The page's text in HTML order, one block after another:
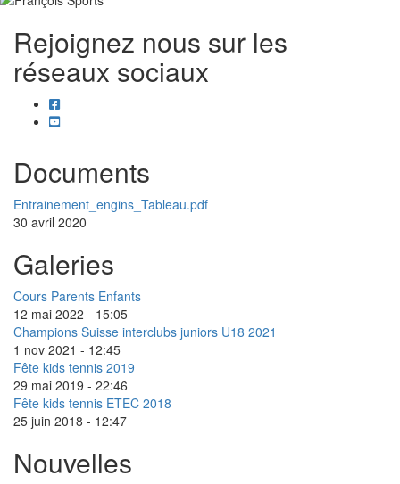
Rejoignez nous sur les
réseaux sociaux
facebook
youtube
Documents
Entrainement_engins_Tableau.pdf
30 avril 2020
Galeries
Cours Parents Enfants
12 mai 2022 - 15:05
Champions Suisse interclubs juniors U18 2021
1 nov 2021 - 12:45
Fête kids tennis 2019
29 mai 2019 - 22:46
Fête kids tennis ETEC 2018
25 juin 2018 - 12:47
Nouvelles